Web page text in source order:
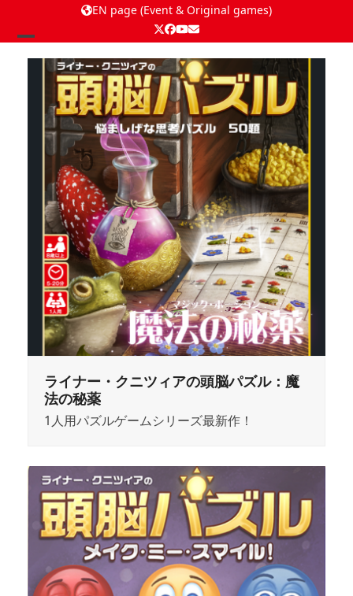
EN page (Event & Original games)
Twitter
Facebook
YouTube
Email
Open
mobile
menu
Close
mobile
menu
ライナー・クニツィアの頭脳パズル：魔
法の秘薬
1人用パズルゲームシリーズ最新作！